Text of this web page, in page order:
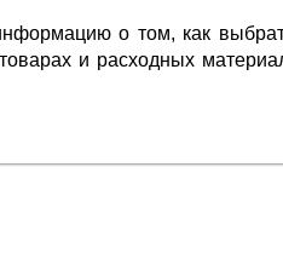
о том, как
и расходных